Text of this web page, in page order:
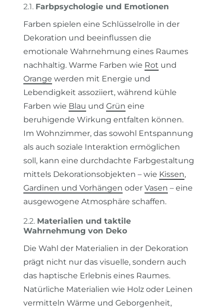
2.1. Farbpsychologie und Emotionen
Farben spielen eine Schlüsselrolle in der
Dekoration und beeinflussen die
emotionale Wahrnehmung eines Raumes
nachhaltig. Warme Farben wie Rot und
Orange werden mit Energie und
Lebendigkeit assoziiert, während kühle
Farben wie Blau und Grün eine
beruhigende Wirkung entfalten können.
Im Wohnzimmer, das sowohl Entspannung
als auch soziale Interaktion ermöglichen
soll, kann eine durchdachte Farbgestaltung
mittels Dekorationsobjekten – wie Kissen,
Gardinen und Vorhängen oder Vasen – eine
ausgewogene Atmosphäre schaffen.
2.2. Materialien und taktile
Wahrnehmung von Deko
Die Wahl der Materialien in der Dekoration
prägt nicht nur das visuelle, sondern auch
das haptische Erlebnis eines Raumes.
Natürliche Materialien wie Holz oder Leinen
vermitteln Wärme und Geborgenheit,